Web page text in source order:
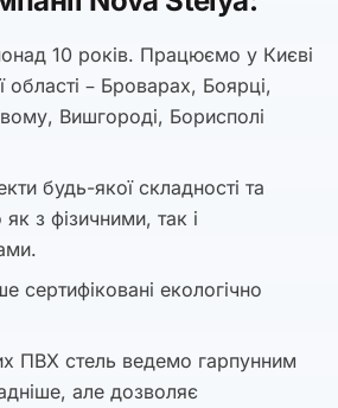
10 років. Працюємо у Києві
області – Броварах, Боярці,
Вишгороді, Борисполі
будь-якої складності та
з фізичними, так і
сертифіковані екологічно
ПВХ стель ведемо гарпунним
але дозволяє